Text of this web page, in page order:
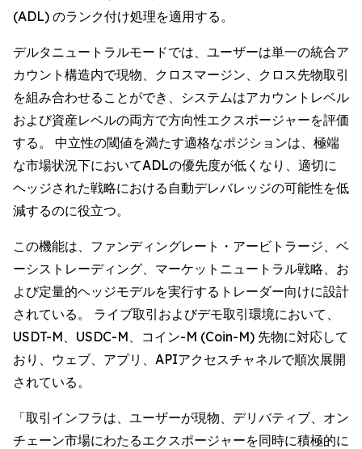
(ADL) のランク付け処理を適用する。
デルタニュートラルモードでは、ユーザーは単一の統合ア
カウント構造内で現物、クロスマージン、クロス先物取引
を組み合わせることができ、システムはアカウントレベル
および資産レベルの両方で方向性エクスポージャーを評価
する。 中立性の閾値を満たす適格なポジションは、極端
な市場状況下においてADLの優先度が低くなり、適切に
ヘッジされた戦略における自動デレバレッジの可能性を低
減するのに役立つ。
この機能は、ファンディングレート・アービトラージ、ベ
ーシストレーディング、マーケットニュートラル戦略、お
よび定量的ヘッジモデルを実行するトレーダー向けに設計
されている。 ライブ取引およびデモ取引環境において、
USDT-M、USDC-M、コイン-M (Coin-M) 先物に対応して
おり、ウェブ、アプリ、APIアクセスチャネルで順次展開
されている。
「取引インフラは、ユーザーが現物、デリバティブ、オン
チェーン市場にわたるエクスポージャーを同時に積極的に